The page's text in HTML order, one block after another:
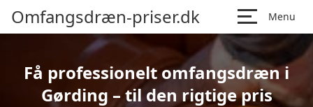
Omfangsdræn-priser.dk Menu
Få professionelt omfangsdræn i
Gørding – til den rigtige pris